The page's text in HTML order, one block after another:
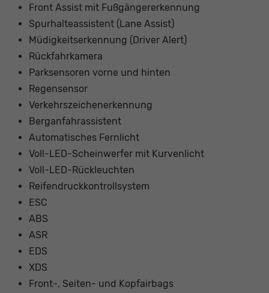
Front Assist mit Fußgängererkennung
Spurhalteassistent (Lane Assist)
Müdigkeitserkennung (Driver Alert)
Rückfahrkamera
Parksensoren vorne und hinten
Regensensor
Verkehrszeichenerkennung
Berganfahrassistent
Automatisches Fernlicht
Voll-LED-Scheinwerfer mit Kurvenlicht
Voll-LED-Rückleuchten
Reifendruckkontrollsystem
ESC
ABS
ASR
EDS
XDS
Front-, Seiten- und Kopfairbags